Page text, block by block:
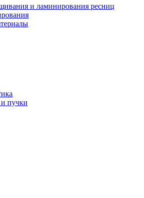
и ламинирования ресниц
пучки